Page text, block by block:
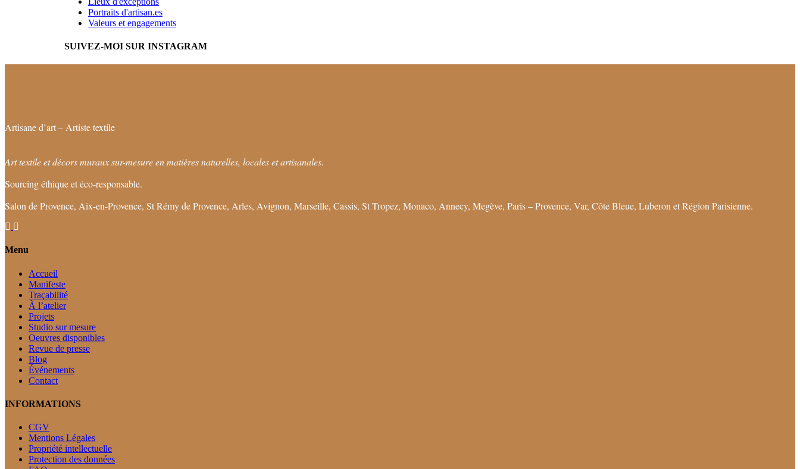
Portraits d'artisan.es
Valeurs et engagements
SUIVEZ-MOI SUR INSTAGRAM
Artisane d’art – Artiste textile
Art textile et décors muraux sur-mesure en matières naturelles, locales et artisanales.
Sourcing éthique et éco-responsable.
Salon de Provence, Aix-en-Provence, St Rémy de Provence, Arles, Avignon, Marseille, Cassis, St Tropez, Monaco, Annecy, Megève, Paris – Provence, Var, Côte Bleue, Luberon et Région Parisienne.
Menu
Accueil
Manifeste
Traçabilité
À l’atelier
Projets
Studio sur mesure
Oeuvres disponibles
Revue de presse
Blog
Événements
Contact
INFORMATIONS
CGV
Mentions Légales
Propriété intellectuelle
Protection des données